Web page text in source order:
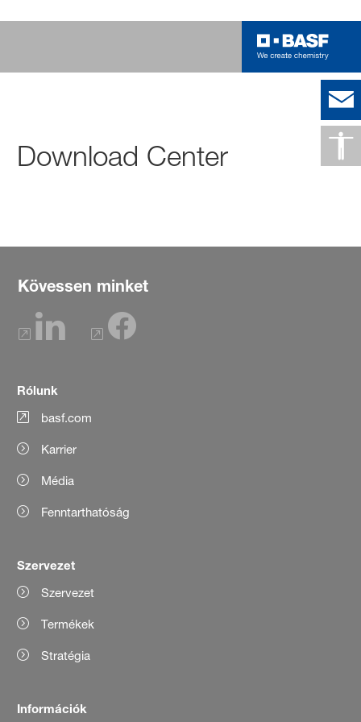
Download Center
Kövessen minket
Rólunk
basf.com
Karrier
Média
Fenntarthatóság
Szervezet
Szervezet
Termékek
Stratégia
Információk